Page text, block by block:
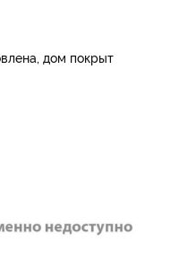
дом покрыт